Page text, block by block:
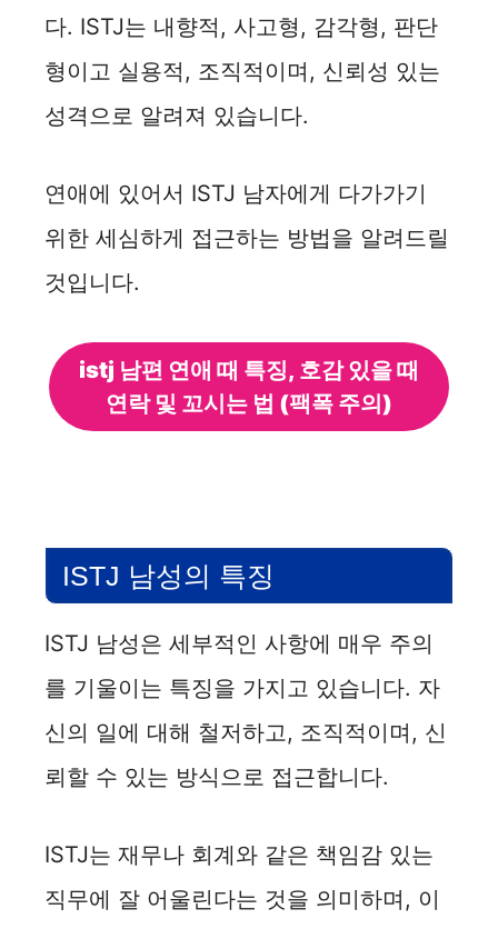
다. ISTJ는 내향적, 사고형, 감각형, 판단
형이고 실용적, 조직적이며, 신뢰성 있는
성격으로 알려져 있습니다.
연애에 있어서 ISTJ 남자에게 다가가기
위한 세심하게 접근하는 방법을 알려드릴
것입니다.
istj 남편 연애 때 특징, 호감 있을 때
연락 및 꼬시는 법 (팩폭 주의)
ISTJ 남성의 특징
ISTJ 남성은 세부적인 사항에 매우 주의
를 기울이는 특징을 가지고 있습니다. 자
신의 일에 대해 철저하고, 조직적이며, 신
뢰할 수 있는 방식으로 접근합니다.
ISTJ는 재무나 회계와 같은 책임감 있는
직무에 잘 어울린다는 것을 의미하며, 이